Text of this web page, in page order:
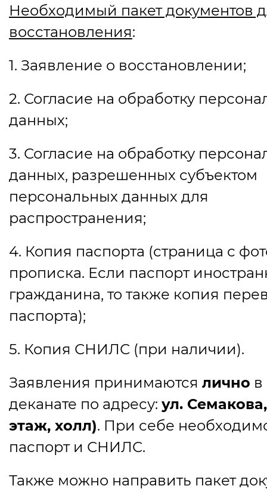
Необходимый пакет документов
восстановления:
1. Заявление о восстановлении;
2. Согласие на обработку
данных;
3. Согласие на обработку
данных, разрешенных субъектом
персональных данных для
распространения;
4. Копия паспорта (страница с
прописка. Если паспорт
гражданина, то также копия
паспорта);
5. Копия СНИЛС (при наличии).
Заявления принимаются лично
деканате по адресу: ул.
этаж, холл). При себе
паспорт и СНИЛС.
Также можно направить пакет